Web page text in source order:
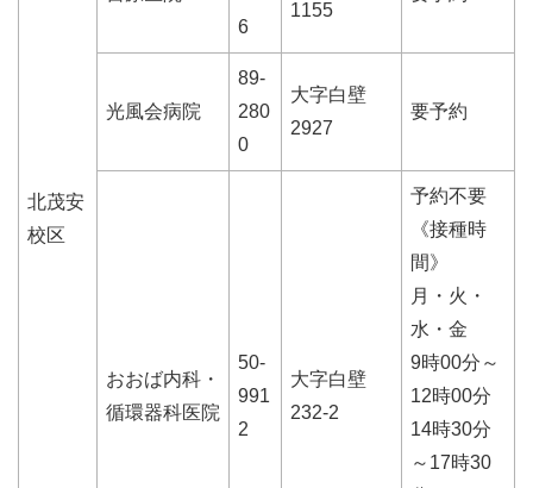
北茂安
校区
6
1155
光風会病院
89-
280
0
大字白壁
2927
要予約
おおば内科・
循環器科医院
50-
991
2
大字白壁
232-2
予約不要
《接種時
間》
月・火・
水・金
9時00分～
12時00分
14時30分
～17時30